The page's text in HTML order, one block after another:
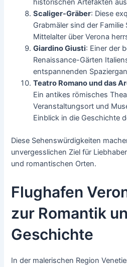
historischen Artefakten
Scaliger-Gräber: Diese
Grabmäler sind der
Mittelalter über Verona
Giardino Giusti: Einer der
Renaissance-Gärten
entspannenden
Teatro Romano und das
Ein antikes römisches
Veranstaltungsort und
Einblick in die Geschichte
Diese Sehenswürdigkeiten
unvergesslichen Ziel für
und romantischen Orten.
Flughafen
zur Romantik
Geschichte
In der malerischen Region